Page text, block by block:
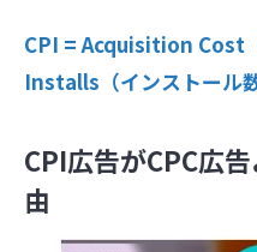
CPI = Acquisition Cost
Installs（インストール数
CPI広告がCPC広
由